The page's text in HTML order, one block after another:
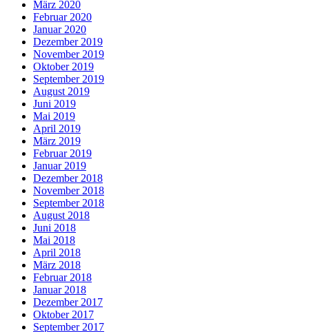
März 2020
Februar 2020
Januar 2020
Dezember 2019
November 2019
Oktober 2019
September 2019
August 2019
Juni 2019
Mai 2019
April 2019
März 2019
Februar 2019
Januar 2019
Dezember 2018
November 2018
September 2018
August 2018
Juni 2018
Mai 2018
April 2018
März 2018
Februar 2018
Januar 2018
Dezember 2017
Oktober 2017
September 2017